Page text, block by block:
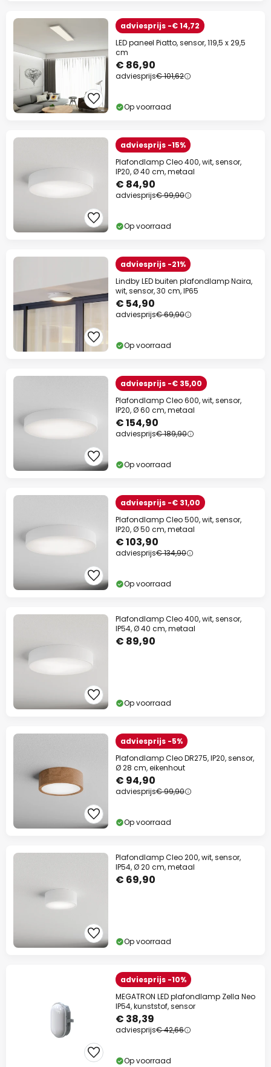
adviesprijs -€ 14,72
LED paneel Piatto, sensor, 119,5 x 29,5
cm
€ 86,90
adviesprijs€ 101,62
Op voorraad
adviesprijs -15%
Plafondlamp Cleo 400, wit, sensor,
IP20, Ø 40 cm, metaal
€ 84,90
adviesprijs€ 99,90
Op voorraad
adviesprijs -21%
Lindby LED buiten plafondlamp Naira,
wit, sensor, 30 cm, IP65
€ 54,90
adviesprijs€ 69,90
Op voorraad
adviesprijs -€ 35,00
Plafondlamp Cleo 600, wit, sensor,
IP20, Ø 60 cm, metaal
€ 154,90
adviesprijs€ 189,90
Op voorraad
adviesprijs -€ 31,00
Plafondlamp Cleo 500, wit, sensor,
IP20, Ø 50 cm, metaal
€ 103,90
adviesprijs€ 134,90
Op voorraad
Plafondlamp Cleo 400, wit, sensor,
IP54, Ø 40 cm, metaal
€ 89,90
Op voorraad
adviesprijs -5%
Plafondlamp Cleo DR275, IP20, sensor,
Ø 28 cm, eikenhout
€ 94,90
adviesprijs€ 99,90
Op voorraad
Plafondlamp Cleo 200, wit, sensor,
IP54, Ø 20 cm, metaal
€ 69,90
Op voorraad
adviesprijs -10%
MEGATRON LED plafondlamp Zella Neo
IP54, kunststof, sensor
€ 38,39
adviesprijs€ 42,66
Op voorraad